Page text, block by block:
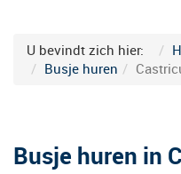
U bevindt zich hier:
Busje huren
Busje huren in